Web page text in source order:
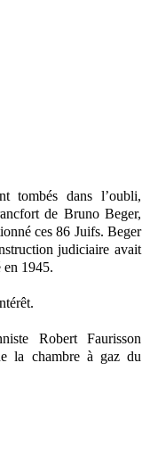
tombés dans l’oubli,
de Bruno Beger,
ces 86 Juifs. Beger
judiciaire avait
en 1945.
Robert Faurisson
la chambre à gaz du